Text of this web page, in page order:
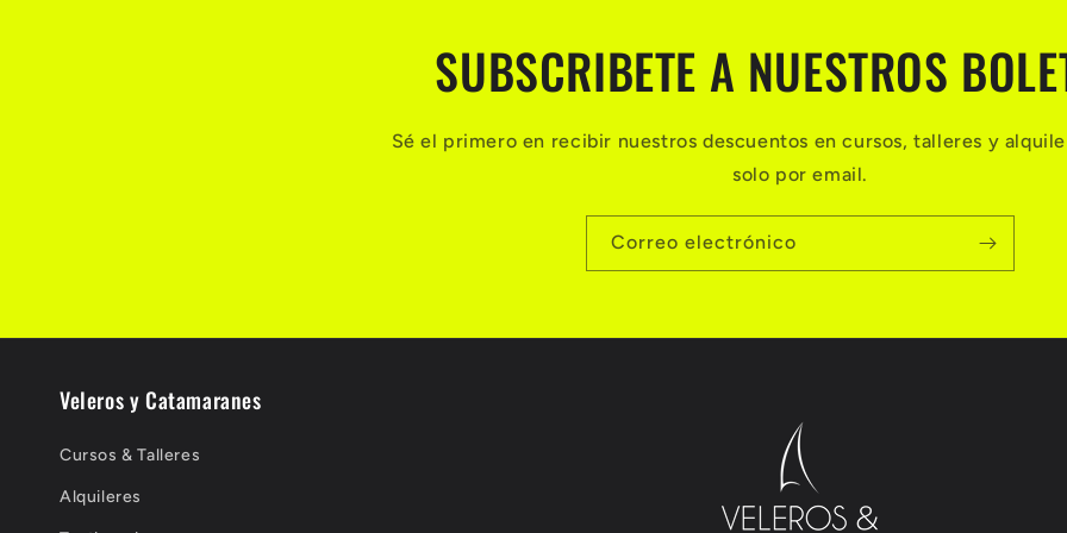
SUBSCRIBETE A NUESTROS
Sé el primero en recibir nuestros descuentos en cursos, talleres y
solo por email.
Correo electrónico
Veleros y Catamaranes
Cursos & Talleres
Alquileres